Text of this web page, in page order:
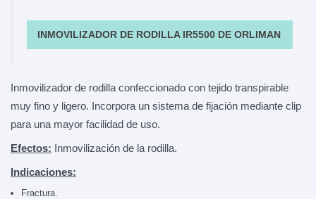
INMOVILIZADOR DE RODILLA IR5500 DE ORLIMAN
Inmovilizador de rodilla confeccionado con tejido transpirable
muy fino y ligero. Incorpora un sistema de fijación mediante clip
para una mayor facilidad de uso.
Efectos: Inmovilización de la rodilla.
Indicaciones:
Fractura.